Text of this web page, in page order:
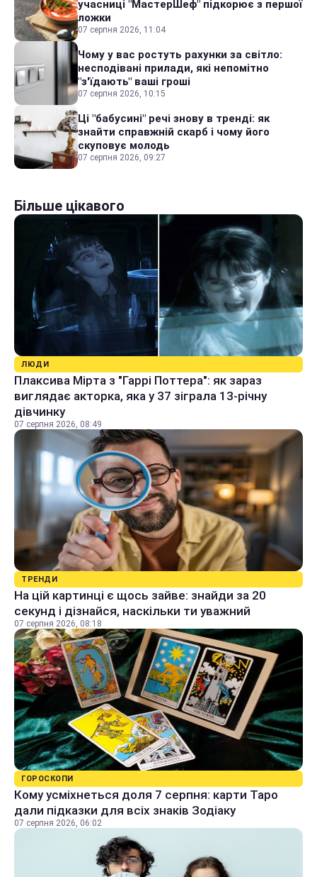
учасниці "МастерШеф" підкорює з першої
ложки
07 серпня 2026, 11:04
Чому у вас ростуть рахунки за світло:
несподівані прилади, які непомітно
"з'їдають" ваші гроші
07 серпня 2026, 10:15
Ці "бабусині" речі знову в тренді: як
знайти справжній скарб і чому його
скуповує молодь
07 серпня 2026, 09:27
Більше цікавого
ЛЮДИ
Плаксива Мірта з "Гаррі Поттера": як зараз
виглядає акторка, яка у 37 зіграла 13-річну
дівчинку
07 серпня 2026, 08:49
ТРЕНДИ
На цій картинці є щось зайве: знайди за 20
секунд і дізнайся, наскільки ти уважний
07 серпня 2026, 08:18
ГОРОСКОПИ
Кому усміхнеться доля 7 серпня: карти Таро
дали підказки для всіх знаків Зодіаку
07 серпня 2026, 06:02